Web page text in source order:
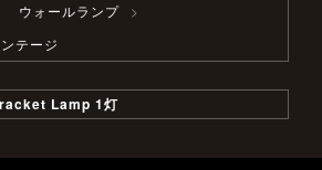
ウォールランプ
テージ
Lamp 1灯